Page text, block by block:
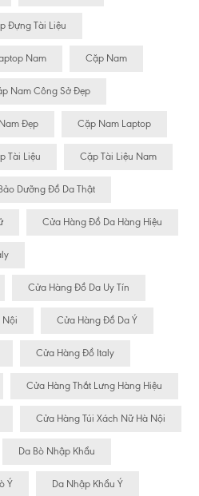
Đựng Tài Liệu
Nam Cặp Nam
Nam Công Sở Đẹp
Đẹp Cặp Nam Laptop
Tài Liệu Cặp Tài Liệu Nam
Dưỡng Đồ Da Thật
Cửa Hàng Đồ Da Hàng Hiệu
Cửa Hàng Đồ Da Uy Tín
Nội Cửa Hàng Đồ Da Ý
Cửa Hàng Đồ Italy
Cửa Hàng Thắt Lưng Hàng Hiệu
Cửa Hàng Túi Xách Nữ Hà Nội
Da Bò Nhập Khẩu
Ý Da Nhập Khẩu Ý